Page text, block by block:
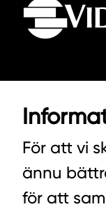
BOX 100
VÄXEL
VÄXEL PELLETS/
För att vi
ännu
för att